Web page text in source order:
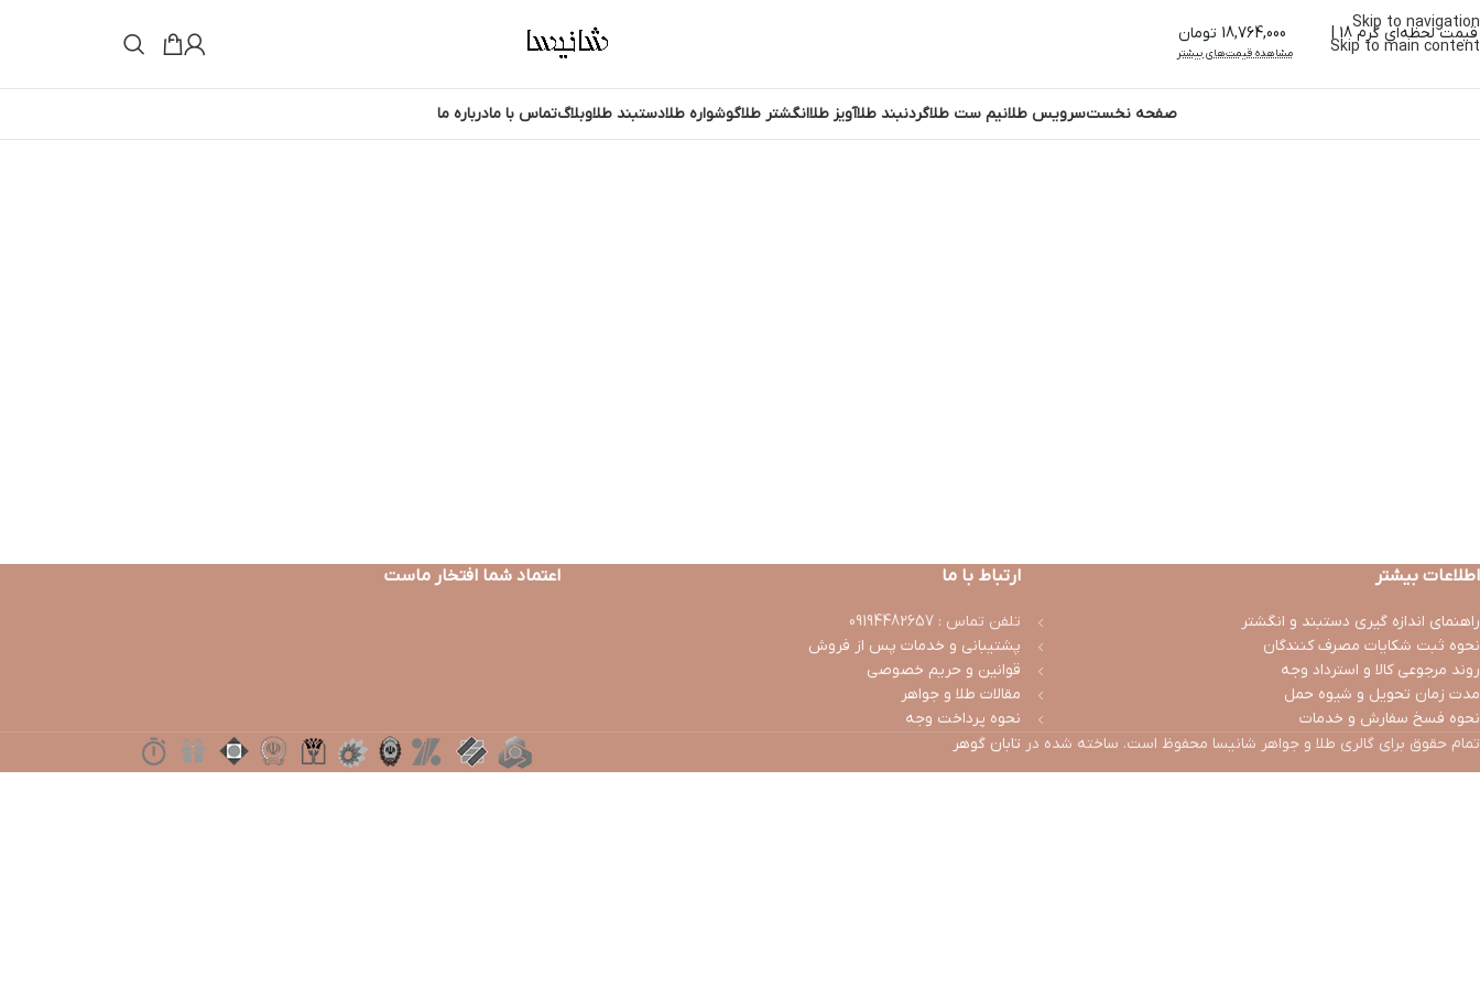
Skip to navigation
Skip to main content
قیمت لحظه‌ای گرم 18 | 18,764,000 تومان
مشاهده قیمت‌های بیشتر
صفحه نخستسرویس طلانیم ست طلاگردنبند طلاآویز طلاانگشتر طلاگوشواره طلادستبند طلاوبلاگتماس با مادرباره ما
اطلاعات بیشتر
راهنمای اندازه گیری دستبند و انگشتر
نحوه ثبت شكايات مصرف كنندگان
روند مرجوعی کالا و استرداد وجه
مدت زمان تحويل و شیوه حمل
نحوه فسخ سفارش و خدمات
ارتباط با ما
تلفن تماس : 09194482657
پشتیبانی و خدمات پس از فروش
قوانین و حریم خصوصی
مقالات طلا و جواهر
نحوه پرداخت وجه
اعتماد شما افتخار ماست
تمام حقوق برای گالری طلا و جواهر شانیسا محفوظ است. ساخته شده در تابان گوهر